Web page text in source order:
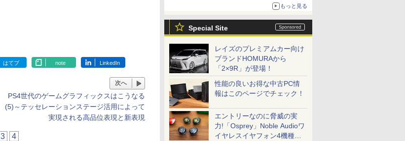
もっと見る
Special Site
レイズのプレミアムカー向け
ブランドHOMURAから
「2×9R」が登場！
性能の良いお得な中古PC情
報はこのページでチェック！
エントリーなのに脅威の実
力!「Osprey」Noble Audioワ
イヤレスイヤフォン4機種を
はてブ note LinkedIn
次へ
PS4世代のゲームグラフィックスはこうなる
(5)～テッセレーションステージ活用によって
実現される高品位表現と新表現
3 4